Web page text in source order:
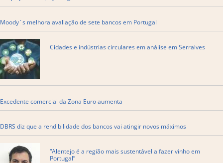
Moody´s melhora avaliação de sete bancos em Portugal
Cidades e indústrias circulares em análise em Serralves
Excedente comercial da Zona Euro aumenta
DBRS diz que a rendibilidade dos bancos vai atingir novos máximos
“Alentejo é a região mais sustentável a fazer vinho em
Portugal”